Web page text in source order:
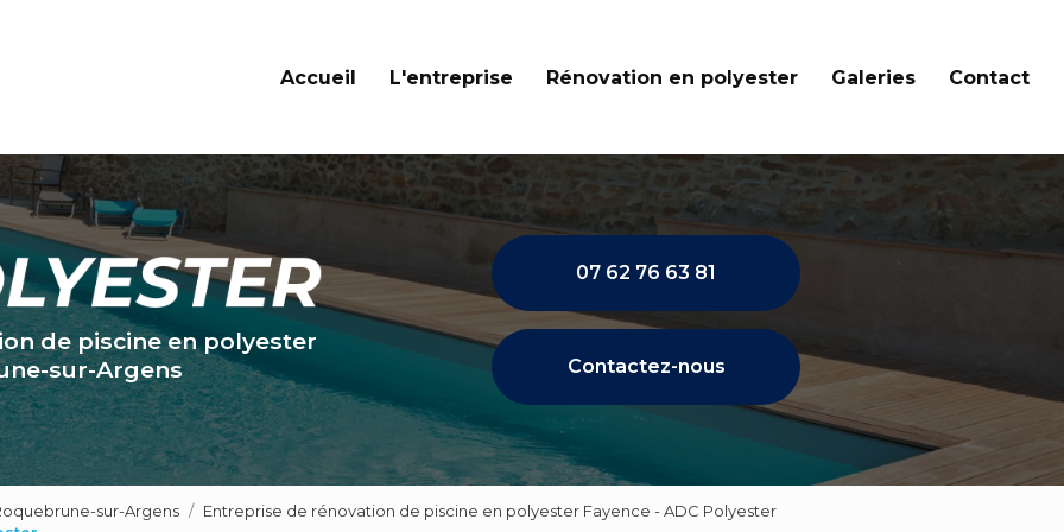
Accueil L'entreprise Rénovation en polyester Galeries Contact
de piscine en polyester
sur-Argens
07 62 76 63 81
Contactez-nous
sur-Argens
Entreprise de rénovation de piscine en polyester Fayence - ADC Polyester